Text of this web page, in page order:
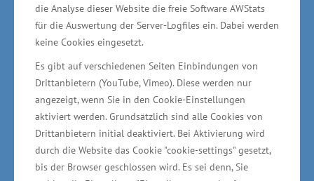
die Analyse dieser Website die freie Software AWStats
für die Auswertung der Server-Logfiles ein. Dabei werden
keine Cookies eingesetzt.
Es gibt auf verschiedenen Seiten Einbindungen von
Drittanbietern (YouTube, Vimeo). Diese werden nur
angezeigt, wenn Sie in den Cookie-Einstellungen
aktiviert werden. Grundsätzlich sind alle Cookies von
Drittanbietern initial deaktiviert. Bei Aktivierung wird
durch die Website das Cookie "cookie-settings" gesetzt,
bis der Browser geschlossen wird. Es sei denn, Sie
Qualifizierung ihrer Beschäftigten (Schulung)
erhalten, wenn ein externer Dienstleister
beauftragt wird (maximal 100.000 Euro). „So ist
eine genau auf die Bedürfnisse des
Unternehmens zugeschnittene Qualifizierung
möglich“, betonte Glawe.
Die Förderung von unternehmensspezifischen
Maßnahmen wurde seit Ende 2017 von 13